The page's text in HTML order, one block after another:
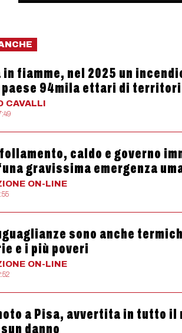
in fiamme, nel 2025 un
94mila ettari di
CAVALLI
caldo e governo
gravissima emergenza
ON-LINE
sono anche
e i più poveri
ON-LINE
a Pisa, avvertita in tutto il
danno